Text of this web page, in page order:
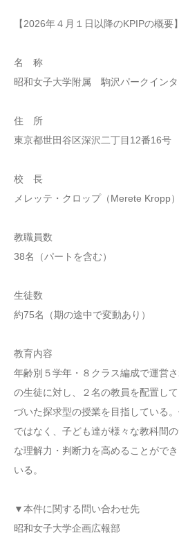
【2026年４月１日以降のKPIPの概要】
名 称
昭和女子大学附属 駒沢パークイン
住 所
東京都世田谷区深沢二丁目12番16号
校 長
メレッテ・クロップ（Merete Kropp）
教職員数
38名（パートを含む）
生徒数
約75名（期の途中で変動あり）
教育内容
年齢別５学年・８クラス編成で運営
の生徒に対し、２名の教員を配置し
づいた探求型の授業を目指している
ではなく、子ども達が様々な教科間
な理解力・判断力を高めることがで
いる。
▼本件に関する問い合わせ先
昭和女子大学企画広報部